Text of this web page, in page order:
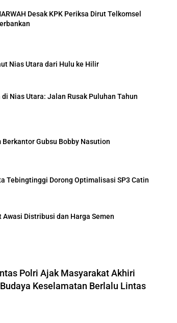
Desak KPK Periksa Dirut Telkomsel
Nias Utara dari Hulu ke Hilir
Nias Utara: Jalan Rusak Puluhan Tahun
Gubsu Bobby Nasution
Tebingtinggi Dorong Optimalisasi SP3 Catin
Distribusi dan Harga Semen
Polri Ajak Masyarakat Akhiri
Keselamatan Berlalu Lintas